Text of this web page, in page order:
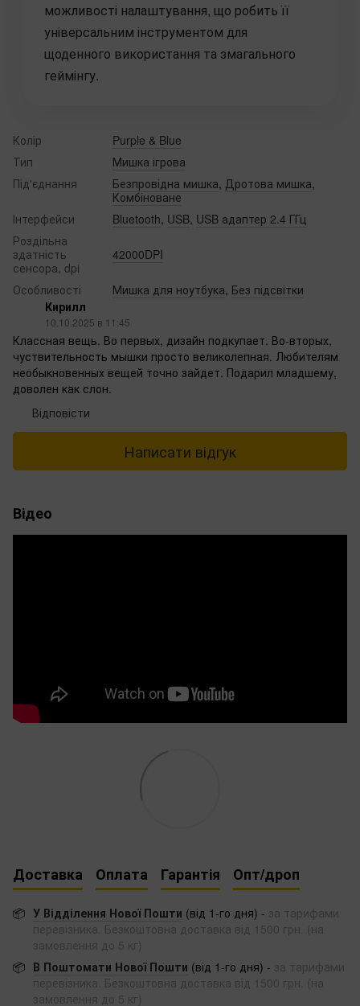
можливості налаштування, що робить її
універсальним інструментом для
щоденного використання та змагального
геймінгу.
Колір
Purple & Blue
Тип
Мишка ігрова
Під'єднання
Безпровідна мишка, Дротова мишка,
Комбіноване
Інтерфейси
Bluetooth, USB, USB адаптер 2.4 ГГц
Роздільна
здатність
сенсора, dpi
42000DPI
Особливості Мишка для ноутбука, Без підсвітки
Кирилл
10.10.2025 в 11:45
Классная вещь. Во первых, дизайн подкупает. Во-вторых,
чуствительность мышки просто великолепная. Любителям
необыкновенных вещей точно зайдет. Подарил младшему,
доволен как слон.
Відповісти
Написати відгук
Відео
Доставка Оплата Гарантія Опт/дроп
📦 У Відділення Нової Пошти (від 1-го дня) - за тарифами
перевізника. Безкоштовна доставка від 1500 грн. (на
замовлення до 5 кг)
📦 В Поштомати Нової Пошти (від 1-го дня) - за тарифами
перевізника. Безкоштовна доставка від 1500 грн. (на
замовлення до 5 кг)